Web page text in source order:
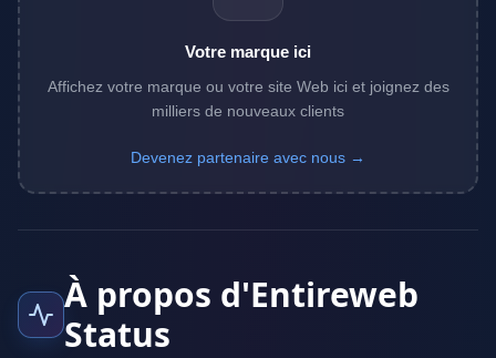
Votre marque ici
Affichez votre marque ou votre site Web ici et joignez des
milliers de nouveaux clients
Devenez partenaire avec nous →
À propos d'Entireweb
Status